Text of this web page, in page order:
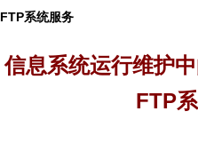
FTP系统服务
信息系统运行维护
FTP